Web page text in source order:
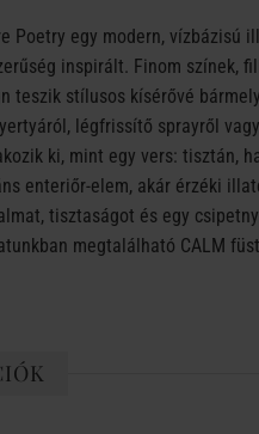
Poetry egy modern, vízbázisú
inspirált. Finom színek,
teszik stílusos kísérővé
légfrissítő sprayről
ki, mint egy vers: tisztán,
enteriőr‑elem, akár érzéki
tisztaságot és egy
megtalálható CALM